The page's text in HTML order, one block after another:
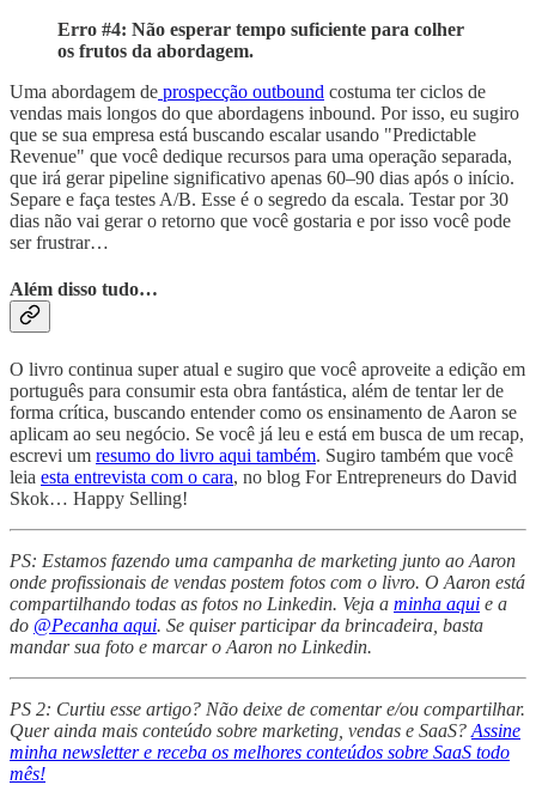
Erro #4: Não esperar tempo suficiente para colher
os frutos da abordagem.
Uma abordagem de prospecção outbound costuma ter ciclos de
vendas mais longos do que abordagens inbound. Por isso, eu sugiro
que se sua empresa está buscando escalar usando "Predictable
Revenue" que você dedique recursos para uma operação separada,
que irá gerar pipeline significativo apenas 60–90 dias após o início.
Separe e faça testes A/B. Esse é o segredo da escala. Testar por 30
dias não vai gerar o retorno que você gostaria e por isso você pode
ser frustrar…
Além disso tudo…
O livro continua super atual e sugiro que você aproveite a edição em
português para consumir esta obra fantástica, além de tentar ler de
forma crítica, buscando entender como os ensinamento de Aaron se
aplicam ao seu negócio. Se você já leu e está em busca de um recap,
escrevi um resumo do livro aqui também. Sugiro também que você
leia esta entrevista com o cara, no blog For Entrepreneurs do David
Skok… Happy Selling!
PS: Estamos fazendo uma campanha de marketing junto ao Aaron
onde profissionais de vendas postem fotos com o livro. O Aaron está
compartilhando todas as fotos no Linkedin. Veja a minha aqui e a
do @Pecanha aqui. Se quiser participar da brincadeira, basta
mandar sua foto e marcar o Aaron no Linkedin.
PS 2: Curtiu esse artigo? Não deixe de comentar e/ou compartilhar.
Quer ainda mais conteúdo sobre marketing, vendas e SaaS? Assine
minha newsletter e receba os melhores conteúdos sobre SaaS todo
mês!